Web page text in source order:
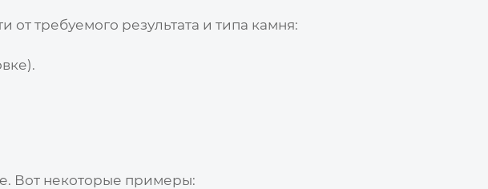
требуемого результата и типа камня:
Вот некоторые примеры: